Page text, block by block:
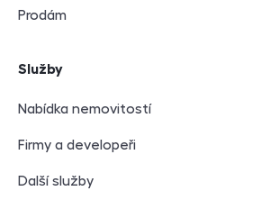
Prodám
Služby
Nabídka nemovitostí
Firmy a developeři
Další služby